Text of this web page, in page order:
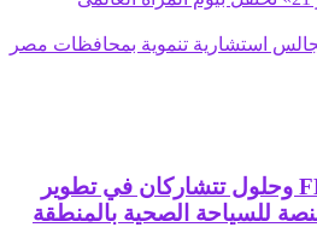
استشارية تنموية بمحافظات مصر
FEDIS وحلول تتشاركان في تطوير
للسياحة الصحية بالمنطقة